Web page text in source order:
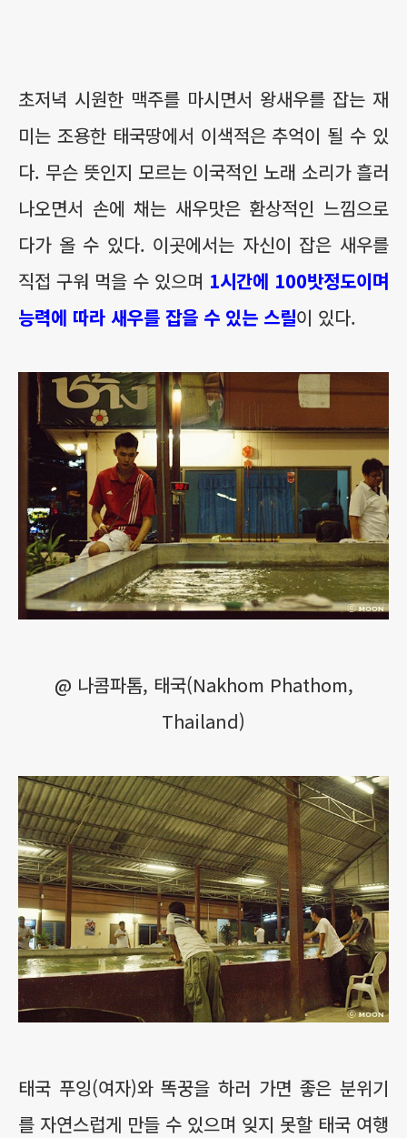
초저녁 시원한 맥주를 마시면서 왕새우를 잡는 재
미는 조용한 태국땅에서 이색적은 추억이 될 수 있
다. 무슨 뜻인지 모르는 이국적인 노래 소리가 흘러
나오면서 손에 채는 새우맛은 환상적인 느낌으로
다가 올 수 있다. 이곳에서는 자신이 잡은 새우를
직접 구워 먹을 수 있으며 1시간에 100밧정도이며
능력에 따라 새우를 잡을 수 있는 스릴이 있다.
@ 나콤파톰, 태국(Nakhom Phathom,
Thailand)
태국 푸잉(여자)와 똑꿍을 하러 가면 좋은 분위기
를 자연스럽게 만들 수 있으며 잊지 못할 태국 여행